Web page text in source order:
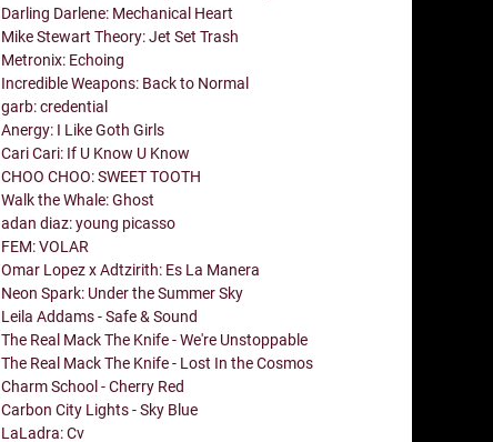
Darling Darlene: Mechanical Heart
Mike Stewart Theory: Jet Set Trash
Metronix: Echoing
Incredible Weapons: Back to Normal
garb: credential
Anergy: I Like Goth Girls
Cari Cari: If U Know U Know
CHOO CHOO: SWEET TOOTH
Walk the Whale: Ghost
adan diaz: young picasso
FEM: VOLAR
Omar Lopez x Adtzirith: Es La Manera
Neon Spark: Under the Summer Sky
Leila Addams - Safe & Sound
The Real Mack The Knife - We're Unstoppable
The Real Mack The Knife - Lost In the Cosmos
Charm School - Cherry Red
Carbon City Lights - Sky Blue
LaLadra: Cv